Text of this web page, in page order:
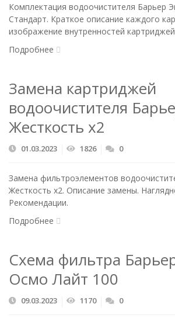
Комплектация водоочистителя Барьер
Стандарт. Краткое описание каждого
изображение внутренностей
Подробнее
Замена картриджей
водоочистителя
Жесткость х2
01.03.2023 1826 0
Замена фильтроэлементов
Жесткость х2. Описание замены.
Рекомендации.
Подробнее
Схема фильтра
Осмо Лайт 100
09.03.2023 1170 0